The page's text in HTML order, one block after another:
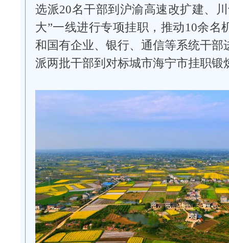
选派20名干部到沪渝高速改扩建、
大”一线进行专项挂职，推动10余名
和国有企业、银行、通信等系统干部
派两批干部到对标城市海宁市挂职锻